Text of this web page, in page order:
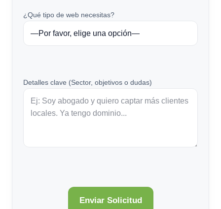
¿Qué tipo de web necesitas?
Detalles clave (Sector, objetivos o dudas)